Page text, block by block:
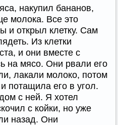
накупил бананов,
молока. Все это
и открыл клетку. Сам
Из клетки
и они вместе с
на мясо. Они рвали его
лакали молоко, потом
потащила его в угол.
с ней. Я хотел
с койки, но уже
назад. Они